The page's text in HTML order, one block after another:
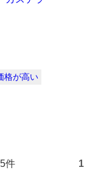
格が高い
件 次の15件 1